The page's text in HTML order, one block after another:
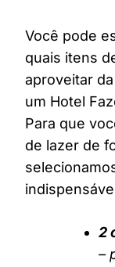
Você pode
quais itens
aproveitar
um Hotel
Para que
de lazer de
2
–